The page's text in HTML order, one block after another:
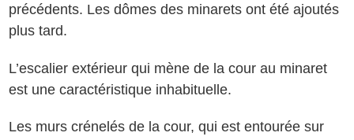
précédents. Les dômes des minarets ont été ajoutés
plus tard.
L’escalier extérieur qui mène de la cour au minaret
est une caractéristique inhabituelle.
Les murs crénelés de la cour, qui est entourée sur